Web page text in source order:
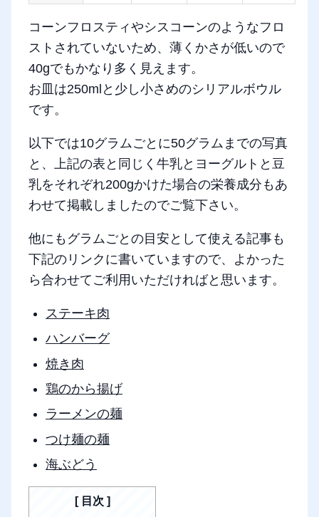
コーンフロスティやシスコーンのようなフロ
ストされていないため、薄くかさが低いので
40gでもかなり多く見えます。
お皿は250mlと少し小さめのシリアルボウル
です。
以下では10グラムごとに50グラムまでの写真
と、上記の表と同じく牛乳とヨーグルトと豆
乳をそれぞれ200gかけた場合の栄養成分もあ
わせて掲載しましたのでご覧下さい。
他にもグラムごとの目安として使える記事も
下記のリンクに書いていますので、よかった
ら合わせてご利用いただければと思います。
ステーキ肉
ハンバーグ
焼き肉
鶏のから揚げ
ラーメンの麺
つけ麺の麺
海ぶどう
目次